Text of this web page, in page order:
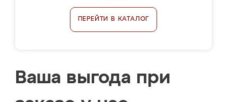
ПЕРЕЙТИ В КАТАЛОГ
Ваша выгода при